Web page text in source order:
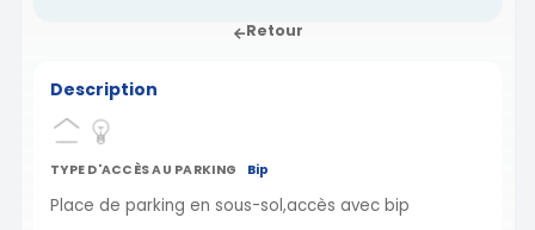
Retour
Description
TYPE D'ACCÈS AU PARKING Bip
Place de parking en sous-sol,accès avec bip